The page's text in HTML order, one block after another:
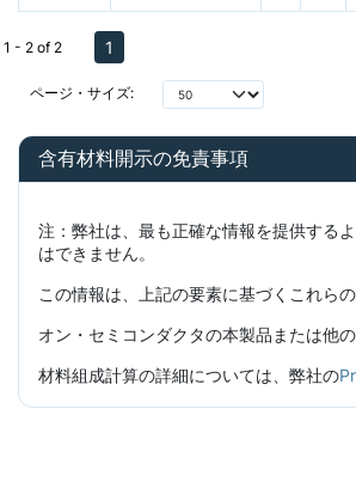
ページ・サイズ:
1 - 2 of 2 1
含有材料開示の免責事項
注：弊社は、最も正確な情報を提供する
はできません。
この情報は、上記の要素に基づくこれら
オン・セミコンダクタの本製品または他
材料組成計算の詳細については、弊社の